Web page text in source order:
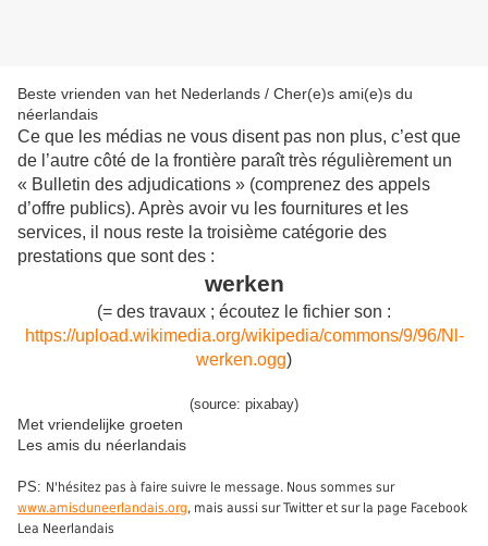
Beste vrienden van het Nederlands / Cher(e)s ami(e)s du
néerlandais
Ce que les médias ne vous disent pas non plus, c’est que
de l’autre côté de la frontière paraît très régulièrement un
« Bulletin des adjudications » (comprenez des appels
d’offre publics). Après avoir vu les fournitures et les
services, il nous reste la troisième catégorie des
prestations que sont des :
werken
(= des travaux ; écoutez le fichier son :
https://upload.wikimedia.org/wikipedia/commons/9/96/Nl-
werken.ogg)
(source: pixabay)
Met vriendelijke groeten
Les amis du néerlandais
PS: N'hésitez pas à faire suivre le message. Nous sommes sur
www.amisduneerlandais.org, mais aussi sur Twitter et sur la page Facebook
Lea Neerlandais